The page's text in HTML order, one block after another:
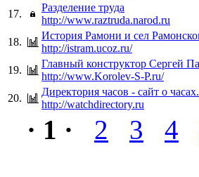
17.
Разделение труда
http://www.raztruda.narod.ru
18.
История Рамони и сел
http://istram.ucoz.ru/
19.
Главный конструктор Сергей
http://www.Korolev-S-P.ru/
20.
Директория часов - сайт о часах.
http://watchdirectory.ru
· 1 · 2 3 4